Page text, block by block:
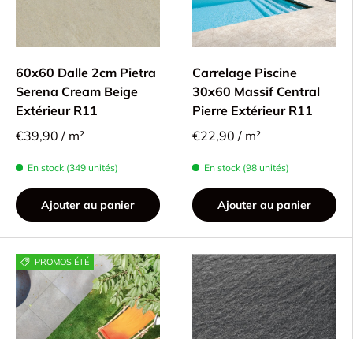
60x60 Dalle 2cm Pietra
Serena Cream Beige
Extérieur R11
€39,90 / m²
En stock (349 unités)
Ajouter au panier
Carrelage Piscine
30x60 Massif Central
Pierre Extérieur R11
€22,90 / m²
En stock (98 unités)
Ajouter au panier
PROMOS ÉTÉ